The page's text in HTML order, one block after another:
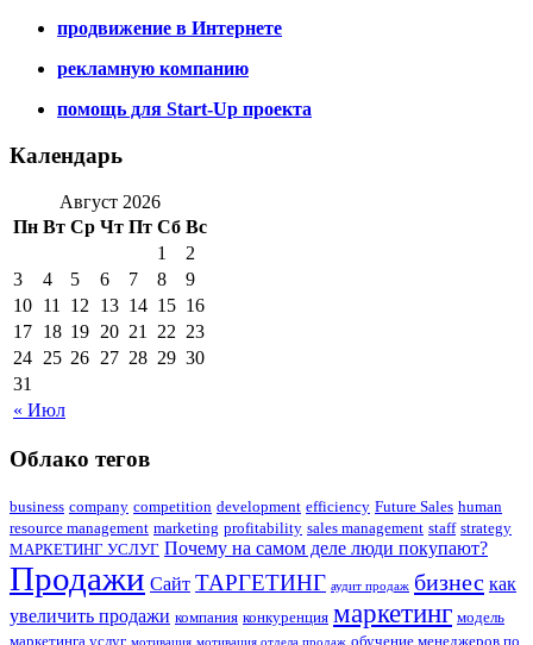
продвижение в Интернете
рекламную компанию
помощь для Start-Up проекта
Календарь
Август 2026
Пн Вт Ср Чт Пт Сб Вс
« Июл
1
2
3
4 5 6 7 8
9
10 11 12 13 14 15 16
17 18 19 20 21 22 23
24 25 26 27 28 29 30
31
Облако тегов
business company competition development efficiency Future Sales human
resource management marketing profitability sales management staff strategy
МАРКЕТИНГ УСЛУГ Почему на самом деле люди покупают?
Продажи Сайт ТАРГЕТИНГ аудит продаж бизнес как
увеличить продажи компания конкуренция маркетинг модель
маркетинга услуг мотивация мотивация отдела продаж обучение менеджеров по